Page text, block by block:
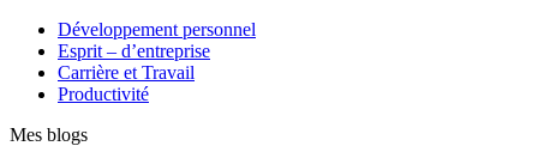
Développement personnel
Esprit – d’entreprise
Carrière et Travail
Productivité
Mes blogs